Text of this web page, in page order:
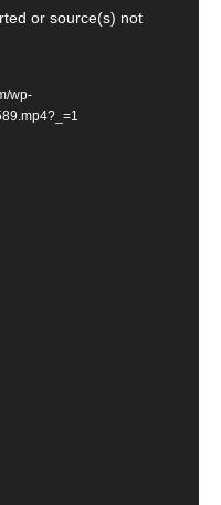
or source(s) not
wp-